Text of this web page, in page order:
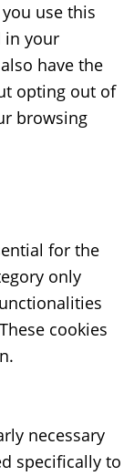
use this
in your
have the
opting out of
browsing
for the
only
cookies
necessary
specifically to